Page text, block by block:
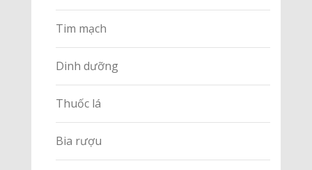
Tim mạch
Dinh dưỡng
Thuốc lá
Bia rượu